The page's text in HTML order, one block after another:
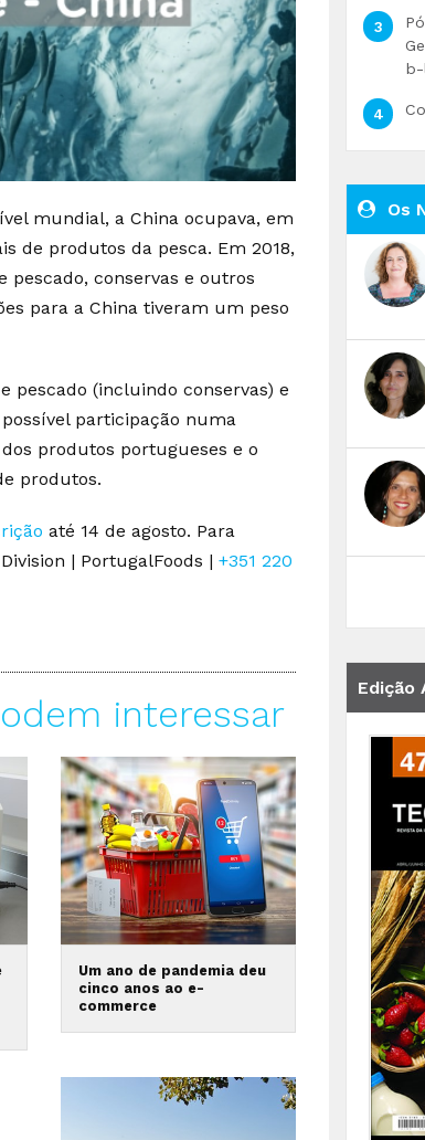
mundial, a China ocupava, em
de produtos da pesca. Em 2018,
conservas e outros
para a China tiveram um peso
pescado (incluindo conservas) e
participação numa
produtos portugueses e o
produtos.
até 14 de agosto. Para
| PortugalFoods | +351 220
interessar
Um ano de pandemia deu
cinco anos ao e-
commerce
b-
Os
Edição